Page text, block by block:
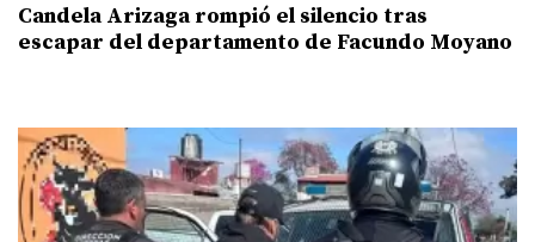
Candela Arizaga rompió el silencio tras
escapar del departamento de Facundo Moyano